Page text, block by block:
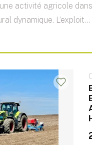
activité agricole
dynamique. L’exploit...